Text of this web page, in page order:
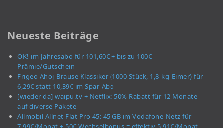
Neueste Beiträge
OK! im Jahresabo für 101,60€ + bis zu 100€
Prämie/Gutschein
Frigeo Ahoj-Brause Klassiker (1000 Stück, 1,8-kg-Eimer) für
6,29€ statt 10,39€ im Spar-Abo
[wieder da] waipu.tv + Netflix: 50% Rabatt für 12 Monate
auf diverse Pakete
Allmobil Allnet Flat Pro 45: 45 GB im Vodafone-Netz für
7,99€/Monat + 50€ Wechselbonus = effektiv 5,91€/Monat